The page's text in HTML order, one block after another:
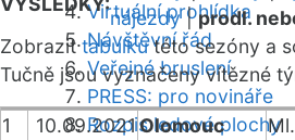
Virtuální prohlídka
Návštěvní řád
Veřejné bruslení
PRESS: pro novináře
Rozpis ledové plochy
nájezdy|prodl.
Zobrazittabulkutéto sezóny a
Tučně jsou vyznačeny vítězné
1 10.09.2021Olomouc